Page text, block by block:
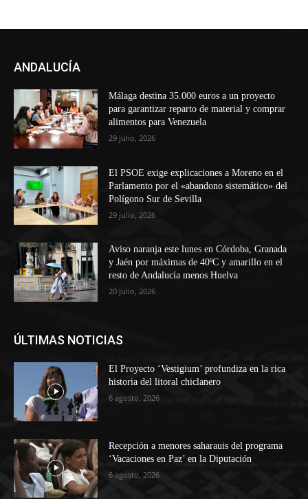
ANDALUCÍA
Málaga destina 35.000 euros a un proyecto
para garantizar reparto de material y comprar
alimentos para Venezuela
29 julio, 2026
El PSOE exige explicaciones a Moreno en el
Parlamento por el «abandono sistemático» del
Polígono Sur de Sevilla
29 julio, 2026
Aviso naranja este lunes en Córdoba, Granada
y Jaén por máximas de 40ºC y amarillo en el
resto de Andalucía menos Huelva
20 julio, 2026
ÚLTIMAS NOTICIAS
El Proyecto ‘Vestigium’ profundiza en la rica
historia del litoral chiclanero
6 agosto, 2026
Recepción a menores saharauis del programa
‘Vacaciones en Paz’ en la Diputación
6 agosto, 2026